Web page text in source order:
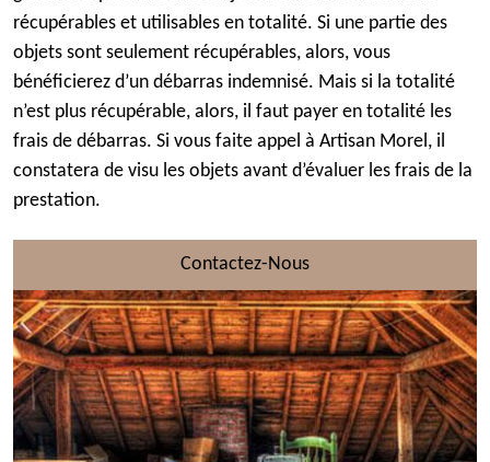
récupérables et utilisables en totalité. Si une partie des
objets sont seulement récupérables, alors, vous
bénéficierez d’un débarras indemnisé. Mais si la totalité
n’est plus récupérable, alors, il faut payer en totalité les
frais de débarras. Si vous faite appel à Artisan Morel, il
constatera de visu les objets avant d’évaluer les frais de la
prestation.
Contactez-Nous